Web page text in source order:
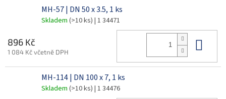
MH-57 | DN 50 x 3.5, 1 ks
Skladem (>10 ks) | 1 34471
896 Kč
1 084 Kč včetně DPH
MH-114 | DN 100 x 7, 1 ks
Skladem (>10 ks) | 1 34476